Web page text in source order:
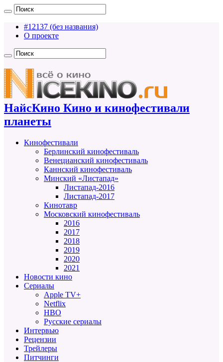
#12137 (без названия)
О проекте
НайсКино Кино и кинофестивали
планеты
Кинофестивали
Берлинский кинофестиваль
Венецианский кинофестиваль
Каннский кинофестиваль
Минский «Листапад»
Листапад-2016
Листапад-2017
Кинотавр
Московский кинофестиваль
2016
2017
2018
2019
2020
2021
Новости кино
Сериалы
Apple TV+
Netflix
HBO
Русские сериалы
Интервью
Рецензии
Трейлеры
Питчинги